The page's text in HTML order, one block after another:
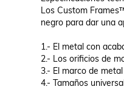
Los Custom
negro para dar una
1.- El metal con
2.- Los orificios de
3.- El marco de
4.- Tamaños